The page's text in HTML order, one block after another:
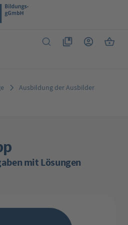
Du hast 0 Produkte
Ausbildung der Ausbilder
mit Lösungen